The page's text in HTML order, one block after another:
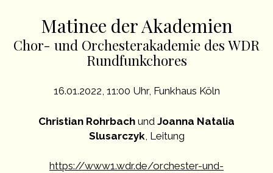
Matinee der Akademien
Chor- und Orchesterakademie des WDR
Rundfunkchores
16.01.2022, 11:00 Uhr, Funkhaus Köln
Christian Rohrbach und Joanna Natalia
Slusarczyk , Leitung
https://www1.wdr.de/orchester-und-